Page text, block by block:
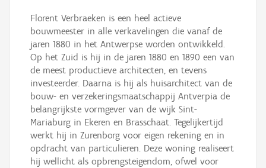
Florent Verbraeken is een heel actieve
bouwmeester in alle verkavelingen die vanaf de
jaren 1880 in het Antwerpse worden ontwikkeld.
Op het Zuid is hij in de jaren 1880 en 1890 een van
de meest productieve architecten, en tevens
investeerder. Daarna is hij als huisarchitect van de
bouw- en verzekeringsmaatschappij Antverpia de
belangrijkste vormgever van de wijk Sint-
Mariaburg in Ekeren en Brasschaat. Tegelijkertijd
werkt hij in Zurenborg voor eigen rekening en in
opdracht van particulieren. Deze woning realiseert
hij wellicht als opbrengsteigendom, ofwel voor